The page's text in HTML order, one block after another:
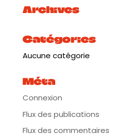
Archives
Catégories
Aucune catégorie
Méta
Connexion
Flux des publications
Flux des commentaires